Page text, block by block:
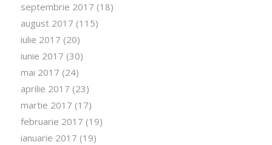
septembrie 2017 (18)
august 2017 (115)
iulie 2017 (20)
iunie 2017 (30)
mai 2017 (24)
aprilie 2017 (23)
martie 2017 (17)
februarie 2017 (19)
ianuarie 2017 (19)